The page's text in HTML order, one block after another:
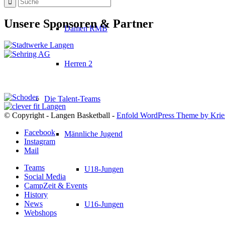
Damen RMB
Herren 2
Die Talent-Teams
Männliche Jugend
U18-Jungen
U16-Jungen
Unsere Sponsoren & Partner
© Copyright - Langen Basketball - Enfold WordPress Theme by
Facebook
Instagram
Mail
Teams
Social Media
CampZeit & Events
History
News
Webshops